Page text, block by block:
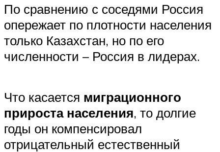
По сравнению с соседями Россия
опережает по плотности населения
только Казахстан, но по его
численности – Россия в лидерах.
Что касается миграционного
прироста населения, то долгие
годы он компенсировал
отрицательный естественный